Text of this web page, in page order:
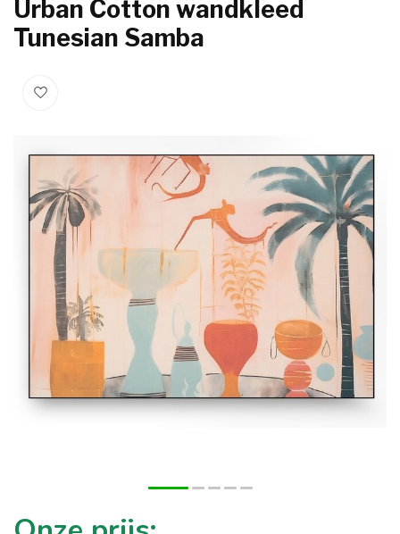
Urban Cotton wandkleed
Tunesian Samba